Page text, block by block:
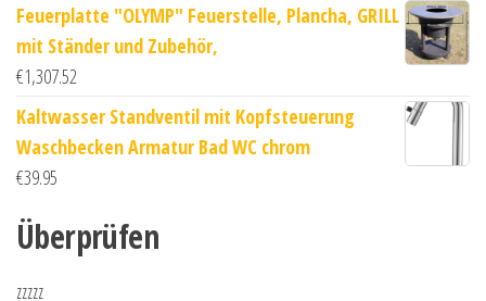
Feuerplatte "OLYMP" Feuerstelle, Plancha, GRILL
mit Ständer und Zubehör,
€1,307.52
Kaltwasser Standventil mit Kopfsteuerung
Waschbecken Armatur Bad WC chrom
€39.95
Überprüfen
zzzzz